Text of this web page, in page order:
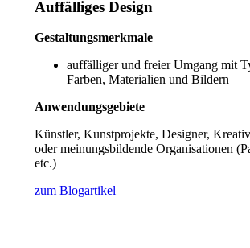
Auffälliges Design
Gestaltungsmerkmale
auffälliger und freier Umgang mit
Farben, Materialien und Bildern
Anwendungsgebiete
Künstler, Kunstprojekte, Designer,
oder meinungsbildende Organisationen
etc.)
zum Blogartikel